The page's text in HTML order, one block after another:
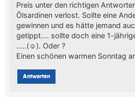
Preis unter den richtigen
Ölsardinen verlost. Sollte eine
gewinnen und es hätte jemand
getippt…. sollte doch eine 1-
…..(☺). Oder ?
Einen schönen warmen Sonntag
Antworten